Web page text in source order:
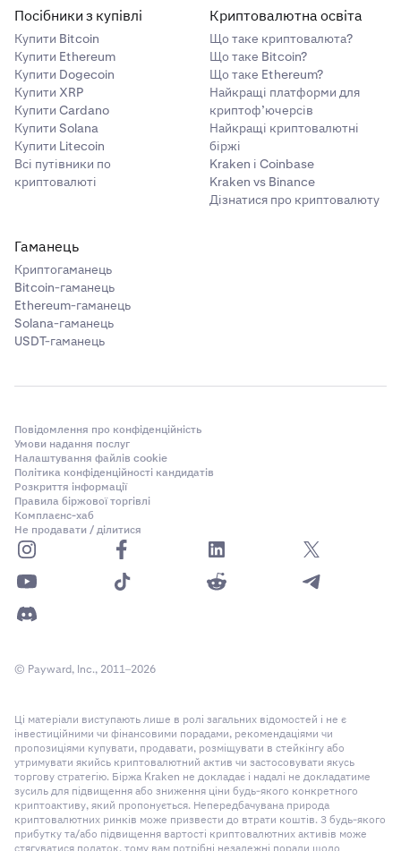
Посібники з купівлі
Купити Bitcoin
Купити Ethereum
Купити Dogecoin
Купити XRP
Купити Cardano
Купити Solana
Купити Litecoin
Всі путівники по
криптовалюті
Криптовалютна освіта
Що таке криптовалюта?
Що таке Bitcoin?
Що таке Ethereum?
Найкращі платформи для
криптоф’ючерсів
Найкращі криптовалютні
біржі
Kraken і Coinbase
Kraken vs Binance
Дізнатися про криптовалюту
Гаманець
Криптогаманець
Bitcoin-гаманець
Ethereum-гаманець
Solana-гаманець
USDT-гаманець
Повідомлення про конфіденційність
Умови надання послуг
Налаштування файлів cookie
Політика конфіденційності кандидатів
Розкриття інформації
Правила біржової торгівлі
Комплаєнс-хаб
Не продавати / ділитися
© Payward, Inc., 2011–2026
Ці матеріали виступають лише в ролі загальних відомостей і не є
інвестиційними чи фінансовими порадами, рекомендаціями чи
пропозиціями купувати, продавати, розміщувати в стейкінгу або
утримувати якийсь криптовалютний актив чи застосовувати якусь
торгову стратегію. Біржа Kraken не докладає і надалі не докладатиме
зусиль для підвищення або зниження ціни будь-якого конкретного
криптоактиву, який пропонується. Непередбачувана природа
криптовалютних ринків може призвести до втрати коштів. З будь-якого
прибутку та/або підвищення вартості криптовалютних активів може